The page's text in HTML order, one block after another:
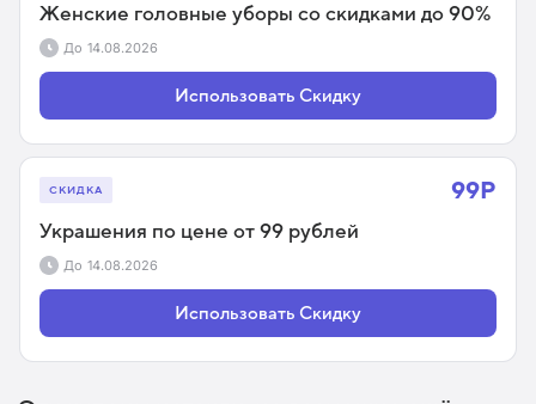
Женские головные уборы со скидками до 90%
До 14.08.2026
Использовать Скидку
99Р
СКИДКА
Украшения по цене от 99 рублей
До 14.08.2026
Использовать Скидку